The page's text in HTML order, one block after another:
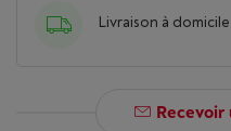
Livraison à domicile
Recevoir